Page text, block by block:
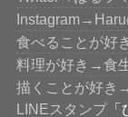
Instagram→Haru
食べることが好
料理が好き→食
描くことが好き
LINEスタンプ「